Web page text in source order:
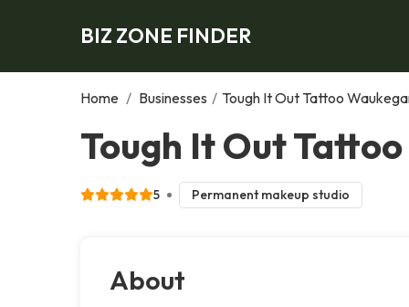
BIZ ZONE FINDER
Home / Businesses / Tough It Out Tattoo
Tough It Out
5 Permanent makeup studio
About